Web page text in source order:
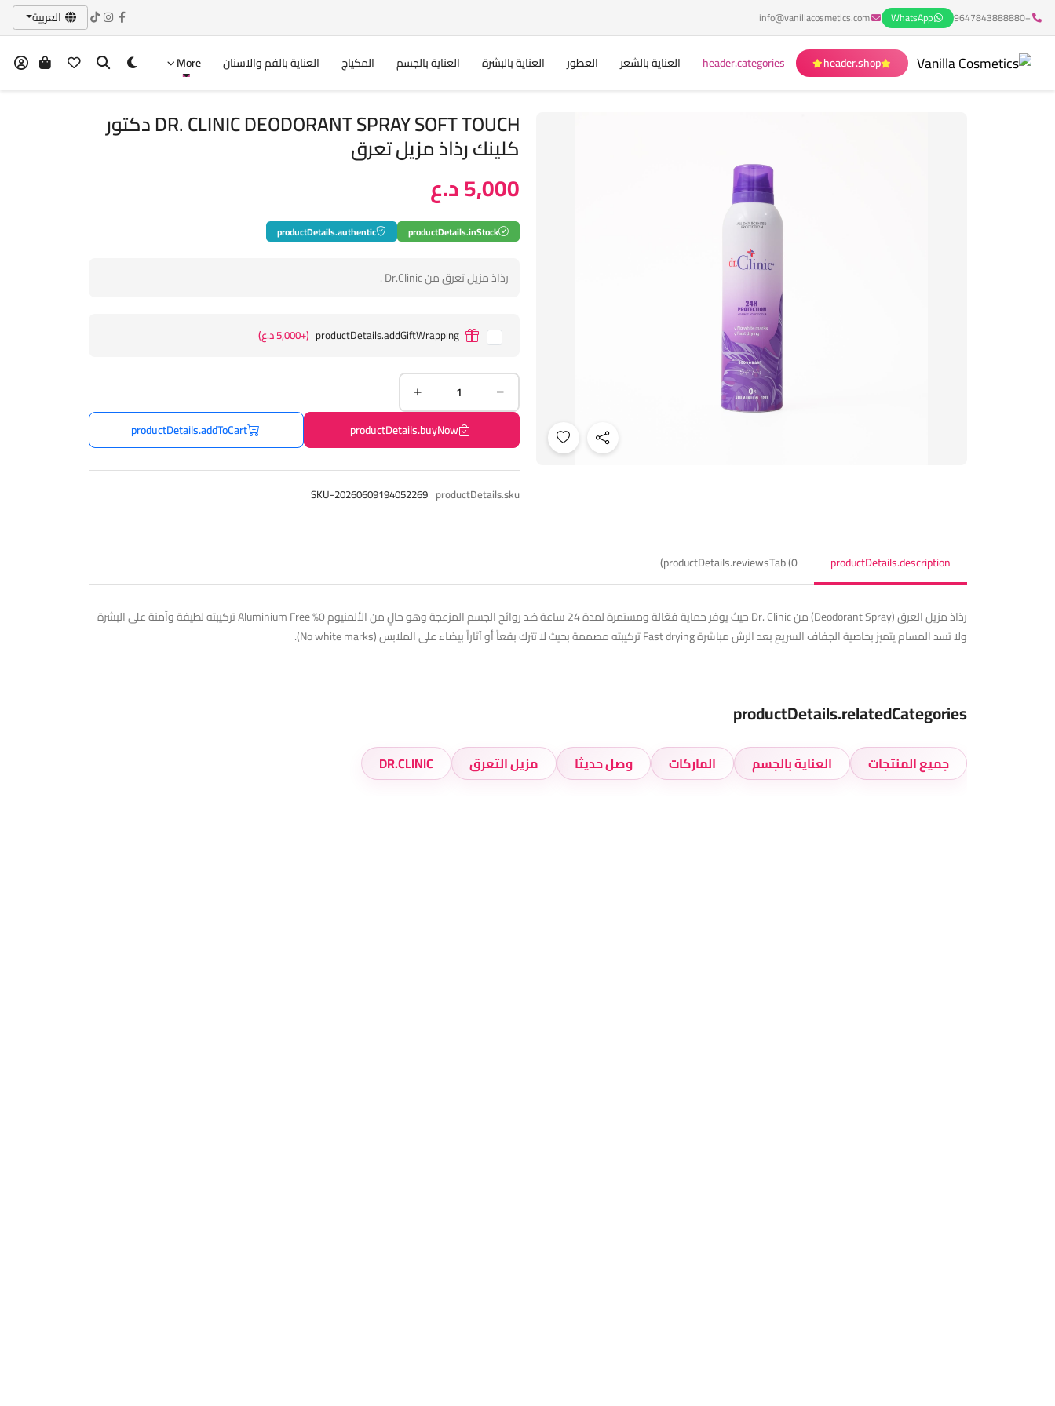
+9647843888880
WhatsApp
info@vanillacosmetics.com العربية
header.shop
header.categories العناية بالشعر العطور العناية بالبشرة العناية بالجسم المكياج العناية بالفم والاسنان More
DR. CLINIC DEODORANT SPRAY SOFT TOUCH دكتور
كلينك رذاذ مزيل تعرق
5,000 د.ع
productDetails.inStock
productDetails.authentic
رذاذ مزيل تعرق من Dr.Clinic .
productDetails.addGiftWrapping (+5,000 د.ع)
productDetails.buyNow
productDetails.addToCart
productDetails.sku
SKU-20260609194052269
productDetails.description
productDetails.reviewsTab (0)
رذاذ مزيل العرق (Deodorant Spray) من Dr. Clinic حيث يوفر حماية فعّالة ومستمرة لمدة 24 ساعة ضد روائح الجسم المزعجة وهو خالٍ من الألمنيوم 0% Aluminium Free تركيبته لطيفة وآمنة على البشرة
ولا تسد المسام يتميز بخاصية الجفاف السريع بعد الرش مباشرة Fast drying تركيبته مصممة بحيث لا تترك بقعاً أو آثاراً بيضاء على الملابس (No white marks).
productDetails.relatedCategories
جميع المنتجات العناية بالجسم الماركات وصل حديثا مزيل التعرق DR.CLINIC